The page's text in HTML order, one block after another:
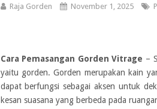
Raja Gorden November 1, 2025
Cara Pemasangan Gorden Vitrage –
yaitu gorden. Gorden merupakan kain
dapat berfungsi sebagai aksen untuk
kesan suasana yang berbeda pada